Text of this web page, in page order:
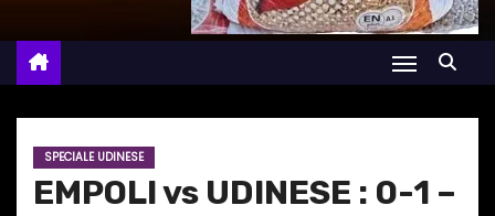
SPECIALE UDINESE
EMPOLI vs UDINESE : 0-1 –